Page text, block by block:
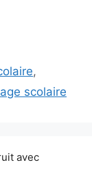
,
scolaire
avec